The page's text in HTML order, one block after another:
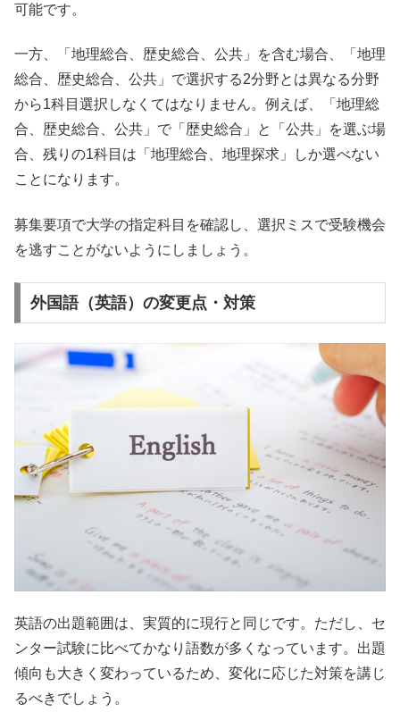
可能です。
一方、「地理総合、歴史総合、公共」を含む場合、「地理
総合、歴史総合、公共」で選択する2分野とは異なる分野
から1科目選択しなくてはなりません。例えば、「地理総
合、歴史総合、公共」で「歴史総合」と「公共」を選ぶ場
合、残りの1科目は「地理総合、地理探求」しか選べない
ことになります。
募集要項で大学の指定科目を確認し、選択ミスで受験機会
を逃すことがないようにしましょう。
外国語（英語）の変更点・対策
英語の出題範囲は、実質的に現行と同じです。ただし、セ
ンター試験に比べてかなり語数が多くなっています。出題
傾向も大きく変わっているため、変化に応じた対策を講じ
るべきでしょう。